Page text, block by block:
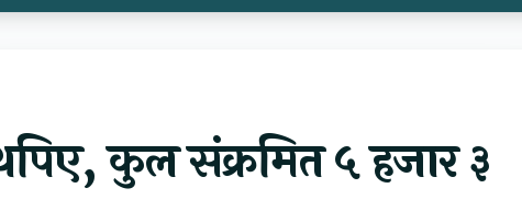
कुल संक्रमित ५ हजार ३